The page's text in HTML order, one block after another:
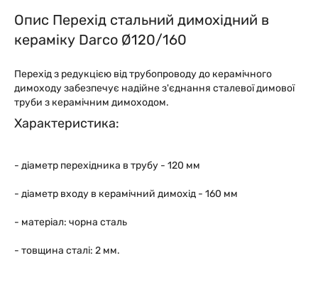
Опис Перехід стальний димохідний в
кераміку Darco Ø120/160
Перехід з редукцією від трубопроводу до керамічного
димоходу забезпечує надійне з'єднання сталевої димової
труби з керамічним димоходом.
Характеристика:
- діаметр перехідника в трубу - 120 мм
- діаметр входу в керамічний димохід - 160 мм
- матеріал: чорна сталь
- товщина сталі: 2 мм.